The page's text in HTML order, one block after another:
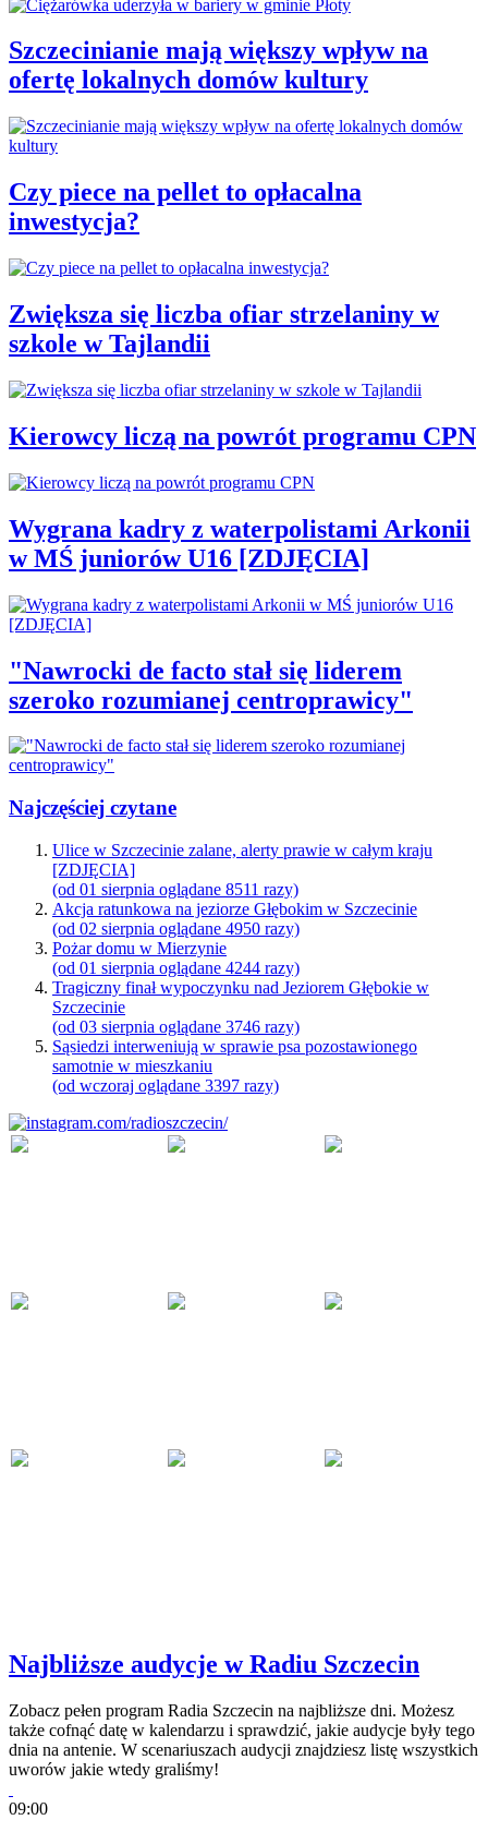
Szczecinianie mają większy wpływ na
ofertę lokalnych domów kultury
Czy piece na pellet to opłacalna
inwestycja?
Zwiększa się liczba ofiar strzelaniny w
szkole w Tajlandii
Kierowcy liczą na powrót programu CPN
Wygrana kadry z waterpolistami Arkonii
w MŚ juniorów U16 [ZDJĘCIA]
"Nawrocki de facto stał się liderem
szeroko rozumianej centroprawicy"
Najczęściej czytane
Ulice w Szczecinie zalane, alerty prawie w całym kraju
[ZDJĘCIA]
(od 01 sierpnia oglądane 8511 razy)
Akcja ratunkowa na jeziorze Głębokim w Szczecinie
(od 02 sierpnia oglądane 4950 razy)
Pożar domu w Mierzynie
(od 01 sierpnia oglądane 4244 razy)
Tragiczny finał wypoczynku nad Jeziorem Głębokie w
Szczecinie
(od 03 sierpnia oglądane 3746 razy)
Sąsiedzi interweniują w sprawie psa pozostawionego
samotnie w mieszkaniu
(od wczoraj oglądane 3397 razy)
Najbliższe audycje w Radiu Szczecin
Zobacz pełen program Radia Szczecin na najbliższe dni. Możesz
także cofnąć datę w kalendarzu i sprawdzić, jakie audycje były tego
dnia na antenie. W scenariuszach audycji znajdziesz listę wszystkich
uworów jakie wtedy graliśmy!
09:00